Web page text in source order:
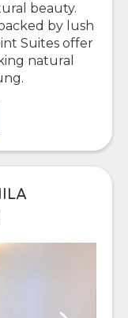
beauty.
by lush
Suites offer
natural